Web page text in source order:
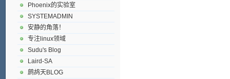
Phoenix的实验室
SYSTEMADMIN
安静的角落！
专注linux领域
Sudu's Blog
Laird-SA
鹧鸪天BLOG